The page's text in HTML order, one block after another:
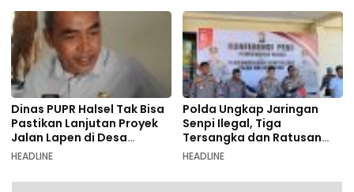
Dinas PUPR Halsel Tak Bisa
Pastikan Lanjutan Proyek
Jalan Lapen di Desa
Sambiki
HEADLINE
Polda Ungkap Jaringan
Senpi Ilegal, Tiga
Tersangka dan Ratusan
Amunisi Diamankan
HEADLINE